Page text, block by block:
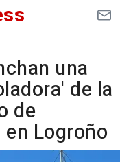
una
de la
de
Logroño